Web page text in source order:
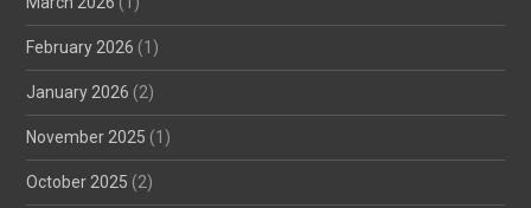
February 2026 (1)
January 2026 (2)
November 2025 (1)
October 2025 (2)